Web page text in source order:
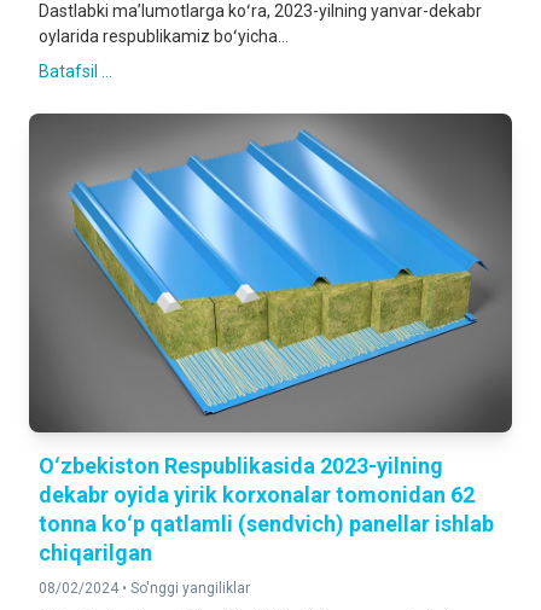
Dastlabki maʼlumotlarga koʻra, 2023-yilning yanvar-dekabr
oylarida respublikamiz boʻyicha...
Batafsil ...
Oʻzbekiston Respublikasida 2023-yilning
dekabr oyida yirik korxonalar tomonidan 62
tonna koʻp qatlamli (sendvich) panellar ishlab
chiqarilgan
08/02/2024 • So'nggi yangiliklar